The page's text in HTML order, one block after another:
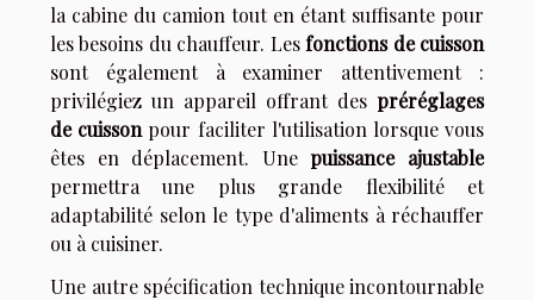
la cabine du camion tout en étant suffisante pour
les besoins du chauffeur. Lesfonctions de cuisson
sont également à examiner attentivement :
privilégiez un appareil offrant des préréglages
de cuisson pour faciliter l'utilisation lorsque vous
êtes en déplacement. Unepuissance ajustable
permettra une plus grande flexibilité et
adaptabilité selon le type d'aliments à réchauffer
ou à cuisiner.
Une autre spécification technique incontournable